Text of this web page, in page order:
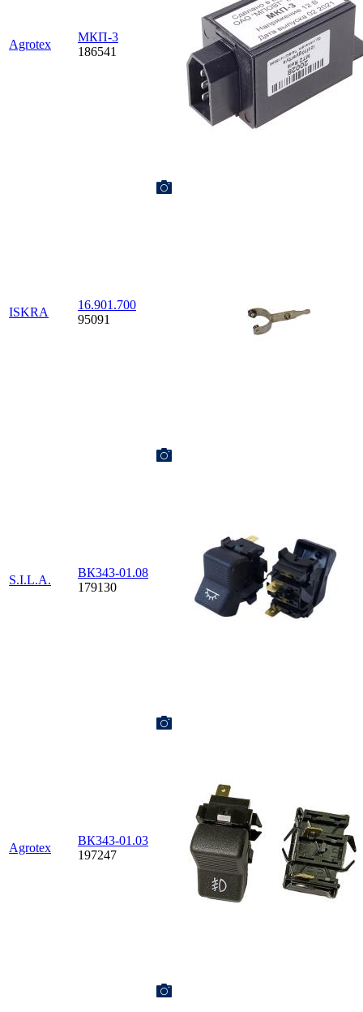
Agrotex
МКП-3
186541
ISKRA
16.901.700
95091
S.I.L.A.
ВК343-01.08
179130
Agrotex
ВК343-01.03
197247